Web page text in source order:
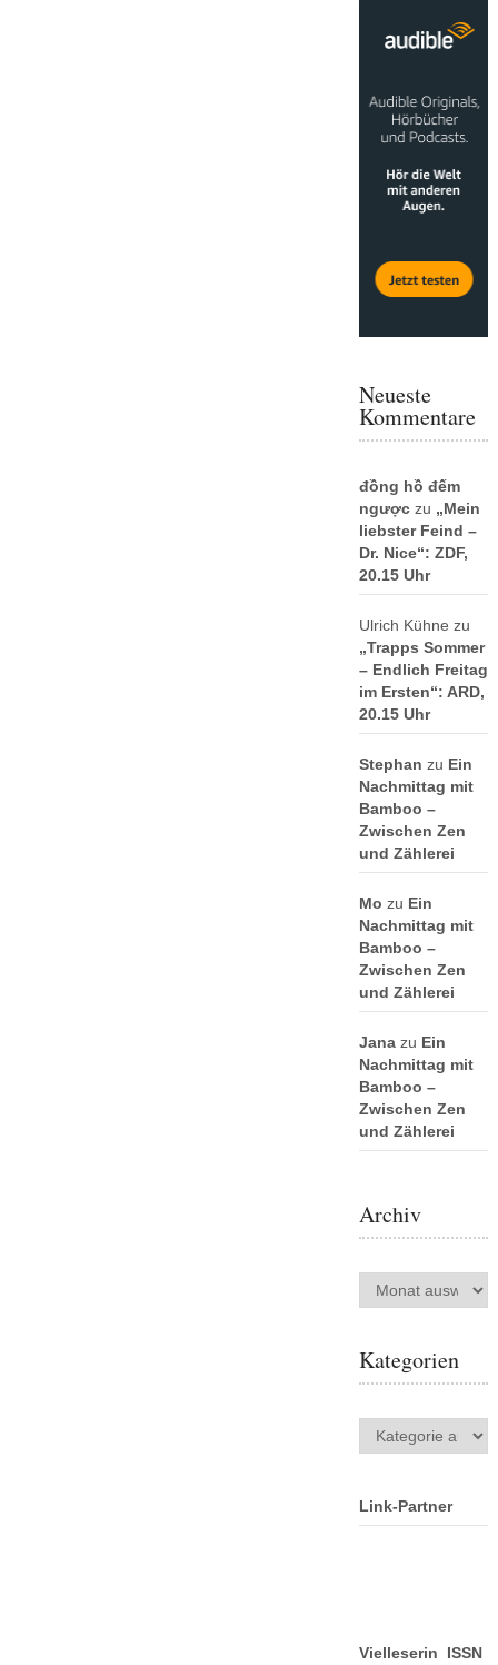
Neueste
Kommentare
đồng hồ đếm
ngượczu „Mein
liebster Feind –
Dr. Nice“: ZDF,
20.15 Uhr
Ulrich Kühne zu
„Trapps Sommer
– Endlich Freitag
im Ersten“: ARD,
20.15 Uhr
Stephan zu Ein
Nachmittag mit
Bamboo –
Zwischen Zen
und Zählerei
Mo zu Ein
Nachmittag mit
Bamboo –
Zwischen Zen
und Zählerei
Janazu Ein
Nachmittag mit
Bamboo –
Zwischen Zen
und Zählerei
Archiv
Archiv
Kategorien
Kategorien
Link-Partner
Vielleserin ISSN